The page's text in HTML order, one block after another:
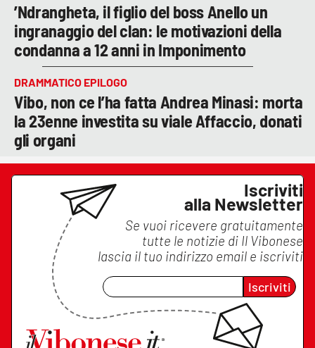
’Ndrangheta, il figlio del boss Anello un
ingranaggio del clan: le motivazioni della
condanna a 12 anni in Imponimento
DRAMMATICO EPILOGO
Vibo, non ce l’ha fatta Andrea Minasi: morta
la 23enne investita su viale Affaccio, donati
gli organi
Iscriviti
alla Newsletter
Se vuoi ricevere gratuitamente
tutte le notizie di Il Vibonese
lascia il tuo indirizzo email e iscriviti
Iscriviti